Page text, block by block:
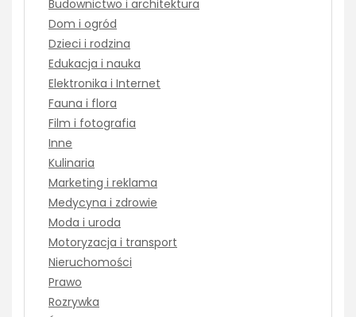
Budownictwo i architektura
Dom i ogród
Dzieci i rodzina
Edukacja i nauka
Elektronika i Internet
Fauna i flora
Film i fotografia
Inne
Kulinaria
Marketing i reklama
Medycyna i zdrowie
Moda i uroda
Motoryzacja i transport
Nieruchomości
Prawo
Rozrywka